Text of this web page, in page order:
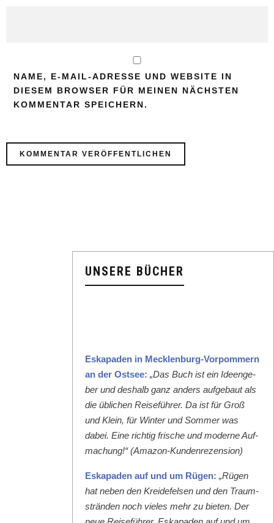
NAME, E-MAIL-ADRESSE UND WEBSITE IN
DIESEM BROWSER FÜR MEINEN NÄCHSTEN
KOMMENTAR SPEICHERN.
UNSERE BÜCHER
Eska­paden in Meck­len­burg-Vor­pom­mern
an der Ost­see: „Das Buch ist ein Ideenge­
ber und deshalb ganz anders aufge­baut als
die üblichen Reise­führer. Da ist für Groß
und Klein, für Win­ter und Som­mer was
dabei. Eine richtig frische und mod­erne Auf­
machung!“ (Ama­zon-Kun­den­rezen­sion)
Eska­paden auf und um Rügen: „Rügen
hat neben den Krei­de­felsen und den Traum­
strän­den noch vieles mehr zu bieten. Der